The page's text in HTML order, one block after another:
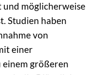
und möglicherweise
Studien haben
von
einer
größeren